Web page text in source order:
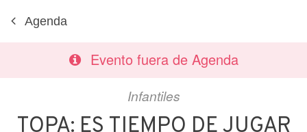
Agenda
Evento fuera de Agenda
Infantiles
TOPA: ES TIEMPO DE JUGAR